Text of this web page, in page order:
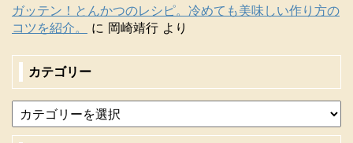
ガッテン！とんかつのレシピ。冷めても美味しい作り方の
コツを紹介。
に 岡崎靖行 より
カテゴリー